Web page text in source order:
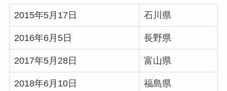
2015年5月17日 石川県
2016年6月5日 長野県
2017年5月28日 富山県
2018年6月10日 福島県